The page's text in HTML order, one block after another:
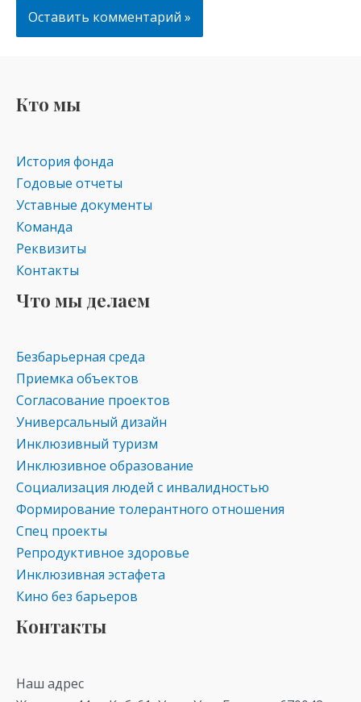
Кто мы
История фонда
Годовые отчеты
Уставные документы
Команда
Реквизиты
Контакты
Что мы делаем
Безбарьерная среда
Приемка объектов
Согласование проектов
Универсальный дизайн
Инклюзивный туризм
Инклюзивное образование
Социализация людей с инвалидностью
Формирование толерантного отношения
Спец проекты
Репродуктивное здоровье
Инклюзивная эстафета
Кино без барьеров
Контакты
Наш адрес